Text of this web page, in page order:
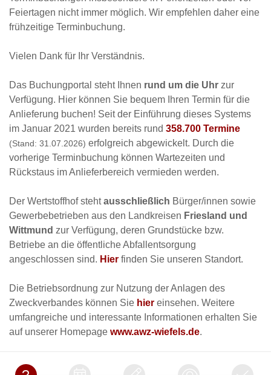
Feiertagen nicht immer möglich. Wir empfehlen daher eine
frühzeitige Terminbuchung.
Vielen Dank für Ihr Verständnis.
Das Buchungportal steht Ihnen rund um die Uhr zur
Verfügung. Hier können Sie bequem Ihren Termin für die
Anlieferung buchen! Seit der Einführung dieses Systems
im Januar 2021 wurden bereits rund 358.700 Termine
(Stand: 31.07.2026) erfolgreich abgewickelt. Durch die
vorherige Terminbuchung können Wartezeiten und
Rückstaus im Anlieferbereich vermieden werden.
Der Wertstoffhof stehtausschließlich Bürger/innen sowie
Gewerbebetrieben aus den Landkreisen Friesland und
Wittmund zur Verfügung, deren Grundstücke bzw.
Betriebe an die öffentliche Abfallentsorgung
angeschlossen sind. Hier finden Sie unseren Standort.
Die Betriebsordnung zur Nutzung der Anlagen des
Zweckverbandes können Sie hier einsehen. Weitere
umfangreiche und interessante Informationen erhalten Sie
auf unserer Homepage www.awz-wiefels.de.